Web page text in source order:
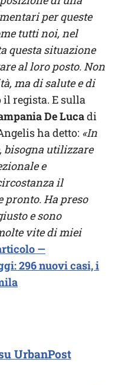
per queste
tutti noi, nel
questa situazione
al loro posto. Non
ma di salute e di
regista. E sulla
De Lucadi
ha detto: «In
bisogna utilizzare
e
il
pronto. Ha preso
e sono
vite di miei
—
296 nuovi casi, i
UrbanPost